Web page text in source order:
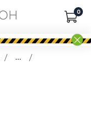
0
...